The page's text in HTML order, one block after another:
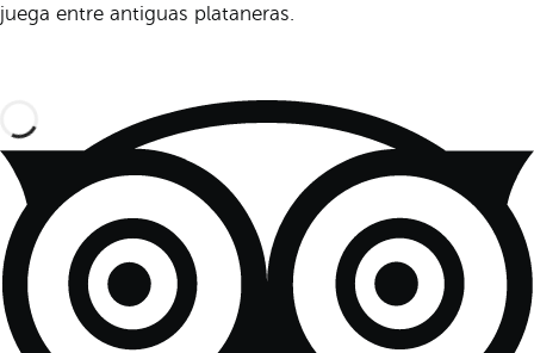
juega entre antiguas plataneras.